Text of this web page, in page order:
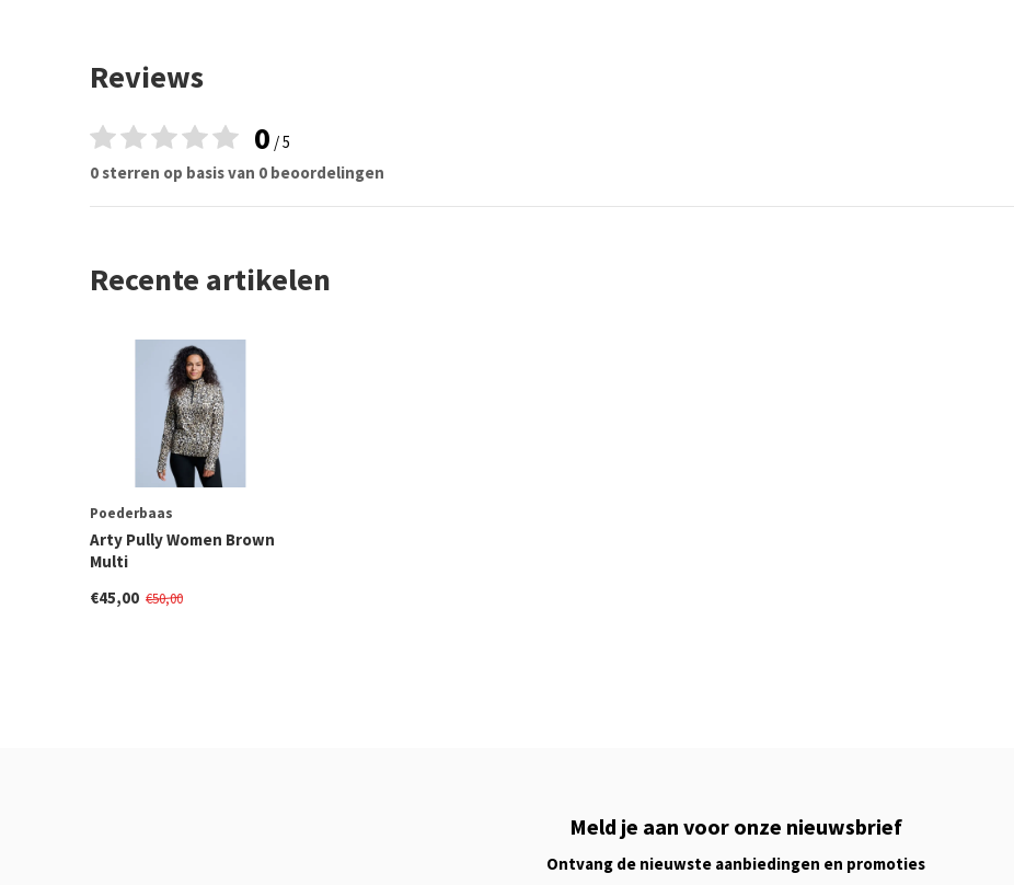
Reviews
0 / 5
0 sterren op basis van 0 beoordelingen
Recente artikelen
Poederbaas
Arty Pully Women Brown
Multi
€45,00 €50,00
Meld je aan voor onze nieuwsbrief
Ontvang de nieuwste aanbiedingen en promoties